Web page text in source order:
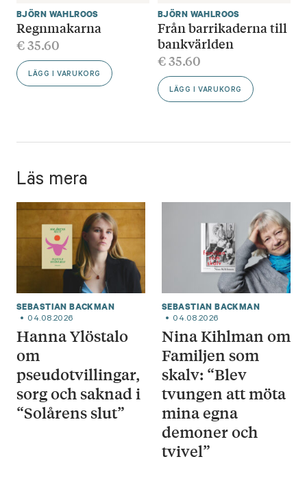
BJÖRN WAHLROOS
Regnmakarna
€35.60
LÄGG I VARUKORG
BJÖRN WAHLROOS
Från barrikaderna till
bankvärlden
€35.60
LÄGG I VARUKORG
Läs mera
SEBASTIAN BACKMAN
04.08.2026
Hanna Ylöstalo
om
pseudotvillingar,
sorg och saknad i
“Solårens slut”
SEBASTIAN BACKMAN
04.08.2026
Nina Kihlman om
Familjen som
skalv: “Blev
tvungen att möta
mina egna
demoner och
tvivel”